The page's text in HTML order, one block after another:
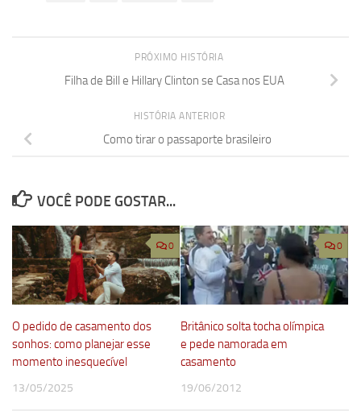
PRÓXIMO HISTÓRIA
Filha de Bill e Hillary Clinton se Casa nos EUA
HISTÓRIA ANTERIOR
Como tirar o passaporte brasileiro
VOCÊ PODE GOSTAR...
0
O pedido de casamento dos
sonhos: como planejar esse
momento inesquecível
13/05/2025
0
Britânico solta tocha olímpica
e pede namorada em
casamento
19/06/2012